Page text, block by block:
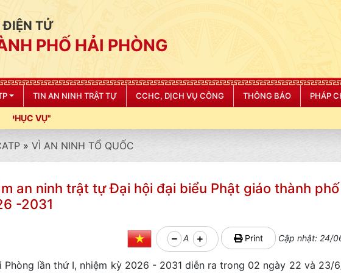
ĐIỆN TỬ
PHỐ HẢI PHÒNG
TIN AN NINH TRẬT TỰ CCHC, DỊCH VỤ CÔNG THÔNG BÁO PHÁP
» VÌ AN NINH TỔ QUỐC
an ninh trật tự Đại hội đại biểu Phật giáo thành phố
-2031
A Print Cập nhật: 24/
lần thứ I, nhiệm kỳ 2026 - 2031 diễn ra trong 02 ngày 22 và 23/